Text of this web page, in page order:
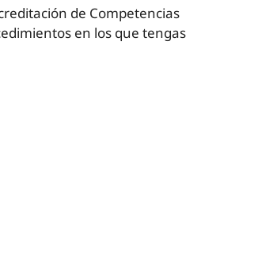
de Competencias
en los que tengas